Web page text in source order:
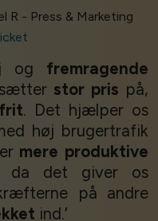
R - Press & Marketing
og fremragende
stor pris på,
. Det hjælper os
høj brugertrafik
mere produktive
da det giver os
på andre
ind.’